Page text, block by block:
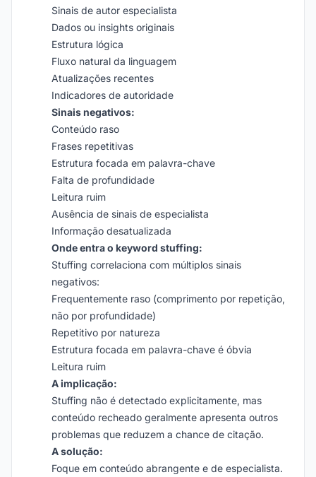
Sinais de autor especialista
Dados ou insights originais
Estrutura lógica
Fluxo natural da linguagem
Atualizações recentes
Indicadores de autoridade
Sinais negativos:
Conteúdo raso
Frases repetitivas
Estrutura focada em palavra-chave
Falta de profundidade
Leitura ruim
Ausência de sinais de especialista
Informação desatualizada
Onde entra o keyword stuffing:
Stuffing correlaciona com múltiplos sinais
negativos:
Frequentemente raso (comprimento por repetição,
não por profundidade)
Repetitivo por natureza
Estrutura focada em palavra-chave é óbvia
Leitura ruim
A implicação:
Stuffing não é detectado explicitamente, mas
conteúdo recheado geralmente apresenta outros
problemas que reduzem a chance de citação.
A solução:
Foque em conteúdo abrangente e de especialista.